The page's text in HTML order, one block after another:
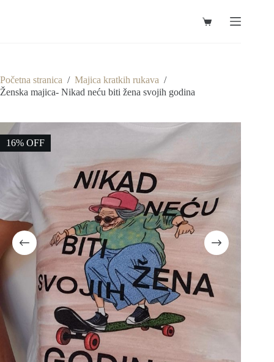
Košarica
Početna stranica / Majica kratkih rukava /
Ženska majica- Nikad neću biti žena svojih godina
16% OFF